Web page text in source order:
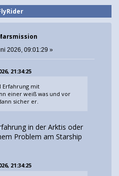
2026, 09:01:29 »
21:34:25
Erfahrung mit
einer weiß was und vor
sicher er.
in der Arktis oder
Problem am Starship
21:34:25